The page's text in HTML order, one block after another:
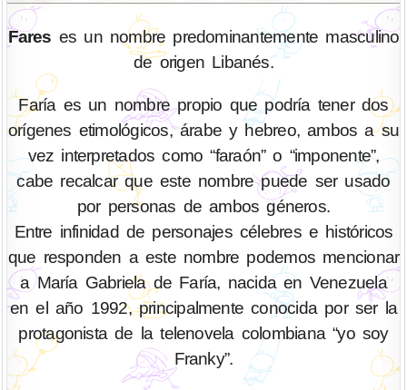
Fares es un nombre predominantemente masculino
de origen Libanés.
Faría es un nombre propio que podría tener dos
orígenes etimológicos, árabe y hebreo, ambos a su
vez interpretados como “faraón” o “imponente”,
cabe recalcar que este nombre puede ser usado
por personas de ambos géneros.
Entre infinidad de personajes célebres e históricos
que responden a este nombre podemos mencionar
a María Gabriela de Faría, nacida en Venezuela
en el año 1992, principalmente conocida por ser la
protagonista de la telenovela colombiana “yo soy
Franky”.